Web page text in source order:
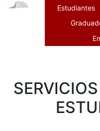
Estudiantes